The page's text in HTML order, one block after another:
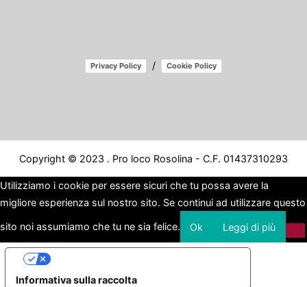
Privacy Policy / Cookie Policy
Copyright © 2023 . Pro loco Rosolina - C.F. 01437310293
Utilizziamo i cookie per essere sicuri che tu possa avere la
migliore esperienza sul nostro sito. Se continui ad utilizzare questo
sito noi assumiamo che tu ne sia felice. Ok Leggi di più
Informativa sulla raccolta